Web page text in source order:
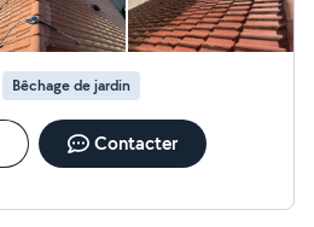
Bêchage de jardin
Contacter